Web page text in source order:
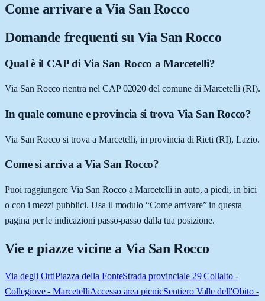
Come arrivare aVia San Rocco
Domande frequenti su Via San Rocco
Qual è il CAP di Via San Rocco a Marcetelli?
Via San Rocco rientra nel CAP 02020 del comune di Marcetelli (RI).
In quale comune e provincia si trova Via San Rocco?
Via San Rocco si trova a Marcetelli, in provincia di Rieti (RI), Lazio.
Come si arriva a Via San Rocco?
Puoi raggiungere Via San Rocco a Marcetelli in auto, a piedi, in bici
o con i mezzi pubblici. Usa il modulo “Come arrivare” in questa
pagina per le indicazioni passo-passo dalla tua posizione.
Vie e piazze vicine a Via San Rocco
Via degli OrtiPiazza della FonteStrada provinciale 29 Collalto -
Collegiove - MarcetelliAccesso area picnicSentiero Valle dell'Obito -